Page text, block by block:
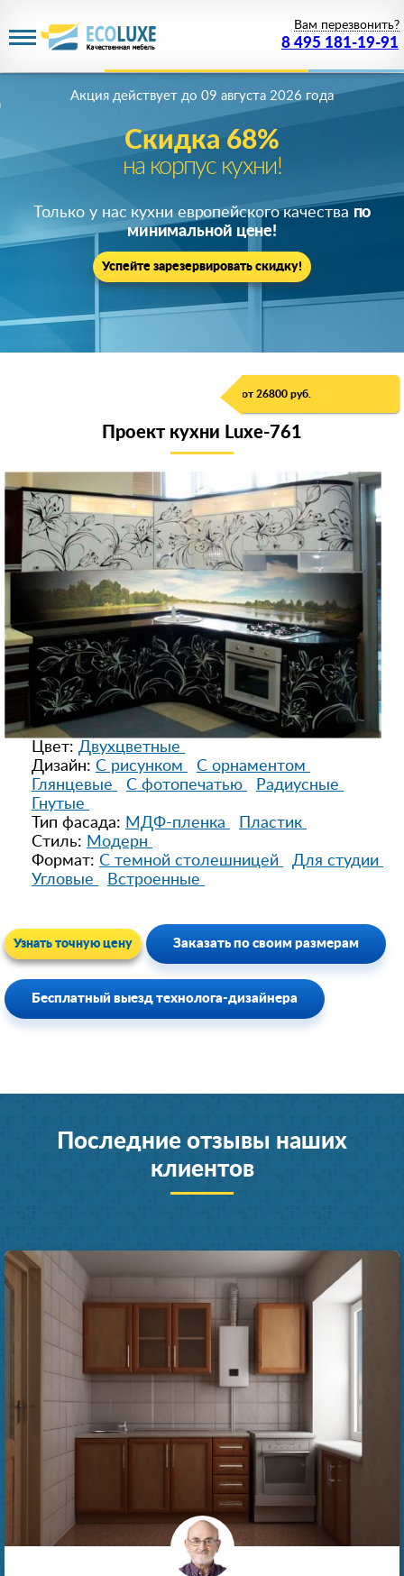
8 495 181-19-91
Вам перезвонить?
Скидка 68%
на корпус кухни!
Акция действует до 09 августа 2026 года
Только у нас кухни европейского качества по
минимальной цене!
Успейте зарезервировать скидку!
от 26800 руб.
Проект кухни Luxe-761
Цвет: Двухцветные
Дизайн: С рисунком
С орнаментом
Глянцевые
С фотопечатью
Радиусные
Гнутые
Тип фасада: МДФ-пленка
Пластик
Стиль: Модерн
Формат: С темной столешницей
Для студии
Угловые
Встроенные
Узнать точную цену Заказать по своим размерам
Бесплатный выезд технолога-дизайнера
Последние отзывы наших
клиентов